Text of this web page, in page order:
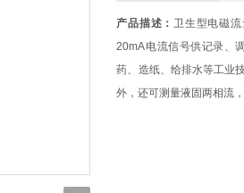
产品描述：卫生型电磁
20mA电流信号供记录、
药、造纸、给排水等工业
外，还可测量液固两相流